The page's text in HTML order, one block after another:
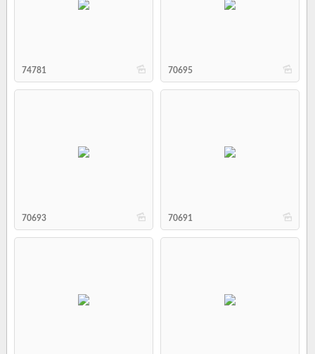
b
74781 b
70695
b
70693 b
70691